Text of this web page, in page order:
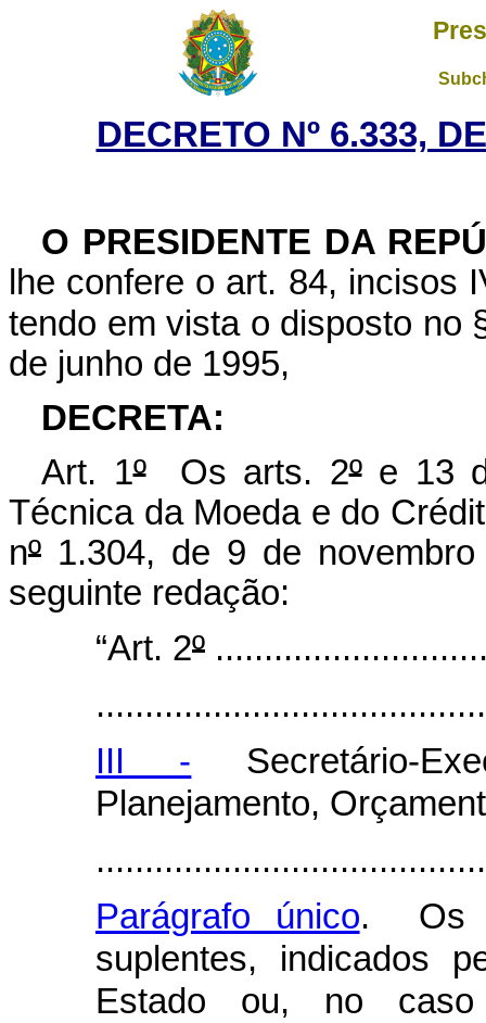
DECRETO Nº 6.333,
O PRESIDENTE DA
lhe confere o art. 84, incisos
tendo em vista o disposto no
de junho de 1995,
DECRETA:
Art. 1ºOs arts. 2ºe 13
Técnica da Moeda e do
nº 1.304, de 9 de
seguinte redação:
“Art. 2º
III - Secretário-
Planejamento,
Parágrafo único. Os
suplentes, indicados
Estado ou, no